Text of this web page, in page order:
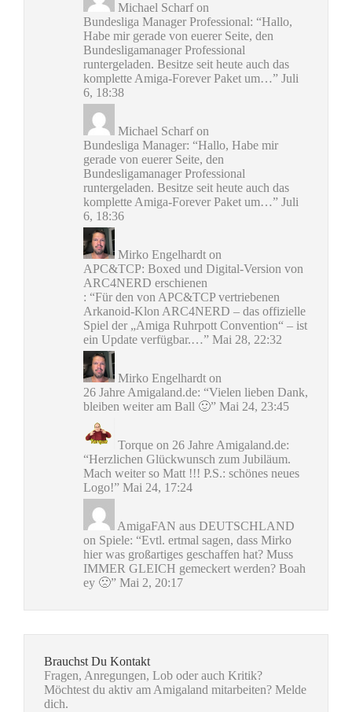
Michael Scharfon
Bundesliga Manager Professional: “Hallo,
Habe mir gerade von euerer Seite, den
Bundesligamanager Professional
runtergeladen. Besitze seit heute auch das
komplette Amiga-Forever Paket um…” Juli
6, 18:38
Michael Scharfon
Bundesliga Manager: “Hallo, Habe mir
gerade von euerer Seite, den
Bundesligamanager Professional
runtergeladen. Besitze seit heute auch das
komplette Amiga-Forever Paket um…” Juli
6, 18:36
Mirko Engelhardt on
APC&TCP: Boxed und Digital-Version von
ARC4NERD erschienen
: “Für den von APC&TCP vertriebenen
Arkanoid-Klon ARC4NERD – das offizielle
Spiel der „Amiga Ruhrpott Convention“ – ist
ein Update verfügbar.…” Mai 28, 22:32
Mirko Engelhardt on
26 Jahre Amigaland.de: “Vielen lieben Dank,
bleiben weiter am Ball 🙂” Mai 24, 23:45
Torque on 26 Jahre Amigaland.de:
“Herzlichen Glückwunsch zum Jubiläum.
Mach weiter so Matt !!! P.S.: schönes neues
Logo!” Mai 24, 17:24
AmigaFAN aus DEUTSCHLAND
on Spiele: “Evtl. ertmal sagen, dass Mirko
hier was großartiges geschaffen hat? Muss
IMMER GLEICH gemeckert werden? Boah
ey 🙁” Mai 2, 20:17
Brauchst Du Kontakt
Fragen, Anregungen, Lob oder auch Kritik?
Möchtest du aktiv am Amigaland mitarbeiten? Melde
dich.